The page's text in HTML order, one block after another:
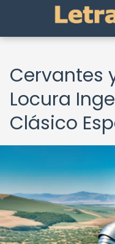
Cervantes
Locura
Clásico